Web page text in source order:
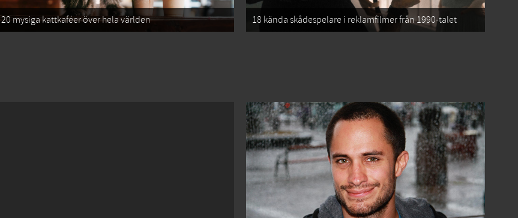
20 mysiga kattkaféer över hela världen 18 kända skådespelare i reklamfilmer från 1990-talet